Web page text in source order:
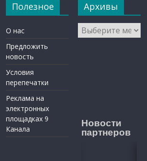
Полезное
О нас
Предложить
новость
Условия
перепечатки
Реклама на
электронных
площадках 9
Канала
Архивы
Архивы
Новости
партнеров